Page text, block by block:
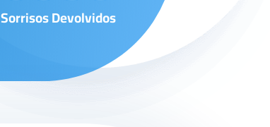
Sorrisos Devolvidos